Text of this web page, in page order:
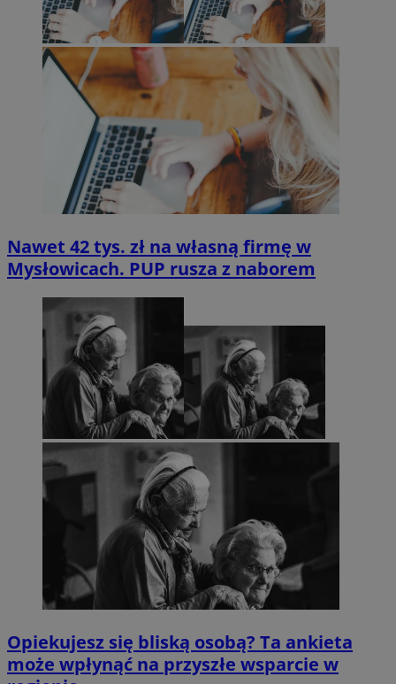
Nawet 42 tys. zł na własną firmę w
Mysłowicach. PUP rusza z naborem
Opiekujesz się bliską osobą? Ta ankieta
może wpłynąć na przyszłe wsparcie w